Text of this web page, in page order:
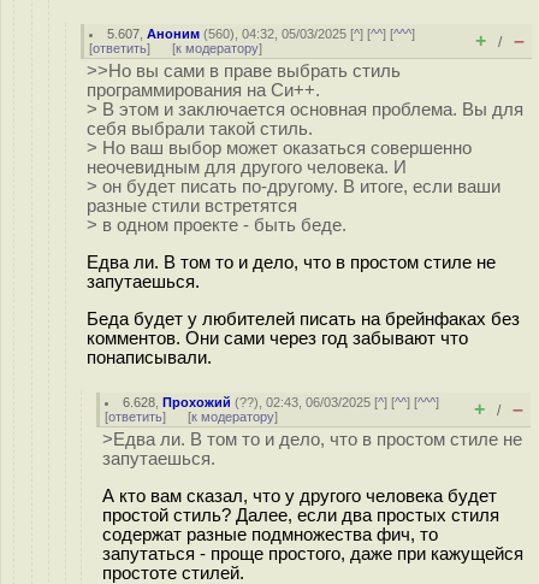
5.607 ,Аноним (560), 04:32, 05/03/2025 [^] [^^] [^^^]
[ответить] [к модератору] + / –
>>Но вы сами в праве выбрать стиль
программирования на Си++.
> В этом и заключается основная проблема. Вы для
себя выбрали такой стиль.
> Но ваш выбор может оказаться совершенно
неочевидным для другого человека. И
> он будет писать по-другому. В итоге, если ваши
разные стили встретятся
> в одном проекте - быть беде.
Едва ли. В том то и дело, что в простом стиле не
запутаешься.
Беда будет у любителей писать на брейнфаках без
комментов. Они сами через год забывают что
понаписывали.
6.628 ,Прохожий (??), 02:43, 06/03/2025 [^] [^^] [^^^]
[ответить] [к модератору] + / –
>Едва ли. В том то и дело, что в простом стиле не
запутаешься.
А кто вам сказал, что у другого человека будет
простой стиль? Далее, если два простых стиля
содержат разные подмножества фич, то
запутаться - проще простого, даже при кажущейся
простоте стилей.